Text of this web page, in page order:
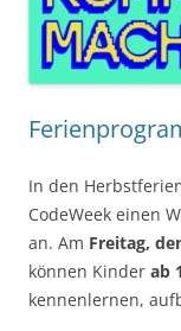
In den
CodeWeek einen
an. Am Freitag,
können Kinder ab
kennenlernen,